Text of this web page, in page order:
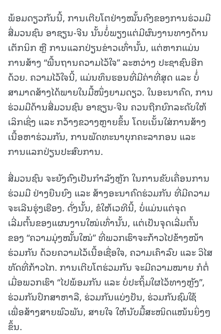
ພ້ອມດຽວກັນນີ້, ການເຕີບໂຕຢ່າງໝັ້ນຄົງຂອງການຮ່ວມມື
ສື່ມວນຊົນ ອາຊຽນ-ຈີນ ນັ້ນບໍໍ່ພຽງແຕ່ມີຜົນງານທາງດ້ານ
ເຕັກນິກ ຫຼື ການແລກປ່ຽນຂ່າວເທົ່ານັ້ນ, ແຕ່ຫາກແມ່ນ
ການສ້າງ “ພື້ນຖານຄວາມໄວ້ໃຈ” ລະຫວ່າງ ປະຊາຊົນອີກ
ດ້ວຍ. ຄວາມໄວ້ໃຈນີ້, ແມ່ນທຶນຮອນທີ່ມີຄ່າທີ່ສຸດ ແລະ ບໍໍ່
ສາມາດສ້າງໄດ້ພາຍໃນມື້ໜຶ່ງຍາມດຽວ. ໃນອະນາຄົດ, ການ
ຮ່ວມມືດ້ານສື່ມວນຊົນ ອາຊຽນ-ຈີນ ຄວນຖືກຍົກລະດັບໃຫ້
ເລິກເຊິ່ງ ແລະ ກວ້າງຂວາງຫຼາຍຂຶ້ນ ໂດຍເນັ້ນໃສ່ການສ້າງ
ເນື້ອຫາຮ່ວມກັນ, ການພັດທະນາບຸກຄະລາກອນ ແລະ
ການແລກປ່ຽນປະສົບການ.
ສື່ມວນຊົນ ຈະຍັງຄົງເປັນກໍາລັງຫຼັກ ໃນການຂັບເຄື່ອນການ
ຮ່ວມມື ຢ່າງຍືນຍົງ ແລະ ສ້າງອະນາຄົດຮ່ວມກັນ ທີ່ມີຄວາມ
ຈະເລີນຮຸ່ງເຮືອງ. ດັ່ງນັ້ນ, ຂໍໃຫ້ເວທີນີ້, ບໍ່ແມ່ນແຕ່ຈຸດ
ເລີ່ມຕົ້ນຂອງແຜນງານໃໝ່ເທົ່ານັ້ນ, ແຕ່ເປັນຈຸດເລີ່ມຕົ້ນ
ຂອງ “ຄວາມມຸ່ງໝັ້ນໃໝ່” ທີ່ພວກເຮົາຈະກ້າວໄປຂ້າງໜ້າ
ຮ່ວມກັນ ດ້ວຍຄວາມໄວ້ເນື້ອເຊື່ອໃຈ, ຄວາມເຄົາລົບ ແລະ ວິໄສ
ທັດທີ່ກ້າວໄກ. ການເຕີບໂຕຮ່ວມກັນ ຈະມີຄວາມໝາຍ ກໍຕໍ່
ເມື່ອພວກເຮົາ “ໄປພ້ອມກັນ ແລະ ບໍ່ປະຖິ້ມໃຜໄວ້ທາງຫຼັງ”,
ຮ່ວມກັນປຶກສາຫາລື, ຮ່ວມກັນແບ່ງປັນ, ຮ່ວມກັນຊົມໃຊ້
ເພື່ອສ້າງສາຍພົວພັນ, ສາຍໃຈ ໃຫ້ນັບມື້ສະໜິດແໜ້ນຍິ່ງໆ
ຂຶ້ນ.